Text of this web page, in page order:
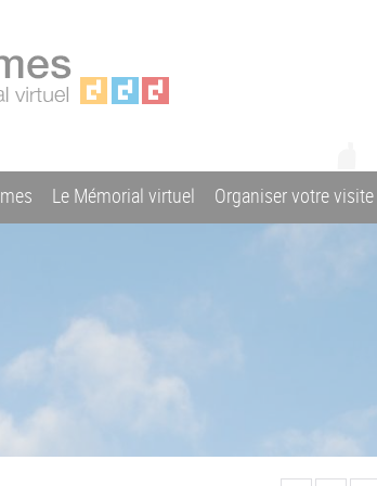
Le Mémorial virtuel Organiser votre visite